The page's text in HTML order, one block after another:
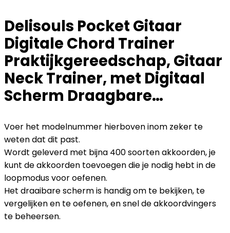
Delisouls Pocket Gitaar
Digitale Chord Trainer
Praktijkgereedschap, Gitaar
Neck Trainer, met Digitaal
Scherm Draagbare…
Voer het modelnummer hierboven inom zeker te
weten dat dit past.
Wordt geleverd met bijna 400 soorten akkoorden, je
kunt de akkoorden toevoegen die je nodig hebt in de
loopmodus voor oefenen.
Het draaibare scherm is handig om te bekijken, te
vergelijken en te oefenen, en snel de akkoordvingers
te beheersen.